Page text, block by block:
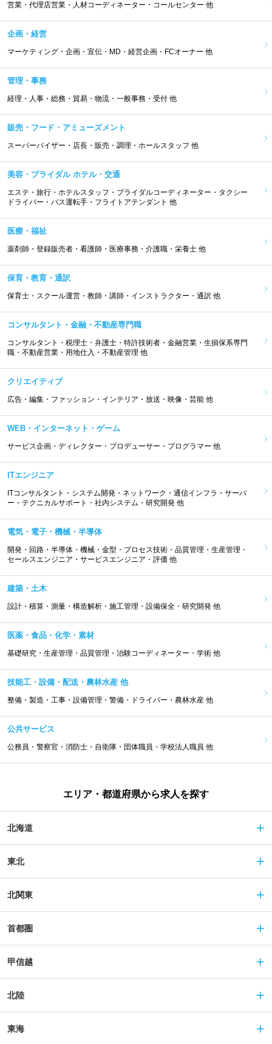
営業・代理店営業・人材コーディネーター・コールセンター 他
企画・経営
マーケティング・企画・宣伝・MD・経営企画・FCオーナー 他
管理・事務
経理・人事・総務・貿易・物流・一般事務・受付 他
販売・フード・アミューズメント
スーパーバイザー・店長・販売・調理・ホールスタッフ 他
美容・ブライダル ホテル・交通
エステ・旅行・ホテルスタッフ・ブライダルコーディネーター・タクシー
ドライバー・バス運転手・フライトアテンダント 他
医療・福祉
薬剤師・登録販売者・看護師・医療事務・介護職・栄養士 他
保育・教育・通訳
保育士・スクール運営・教師・講師・インストラクター・通訳 他
コンサルタント・金融・不動産専門職
コンサルタント・税理士・弁護士・特許技術者・金融営業・生損保系専門
職・不動産営業・用地仕入・不動産管理 他
クリエイティブ
広告・編集・ファッション・インテリア・放送・映像・芸能 他
WEB・インターネット・ゲーム
サービス企画・ディレクター・プロデューサー・プログラマー 他
ITエンジニア
ITコンサルタント・システム開発・ネットワーク・通信インフラ・サーバ
ー・テクニカルサポート・社内システム・研究開発 他
電気・電子・機械・半導体
開発・回路・半導体・機械・金型・プロセス技術・品質管理・生産管理・
セールスエンジニア・サービスエンジニア・評価 他
建築・土木
設計・積算・測量・構造解析・施工管理・設備保全・研究開発 他
医薬・食品・化学・素材
基礎研究・生産管理・品質管理・治験コーディネーター・学術 他
技能工・設備・配送・農林水産 他
整備・製造・工事・設備管理・警備・ドライバー・農林水産 他
公共サービス
公務員・警察官・消防士・自衛隊・団体職員・学校法人職員 他
エリア・都道府県から求人を探す
北海道
東北
北関東
首都圏
甲信越
北陸
東海